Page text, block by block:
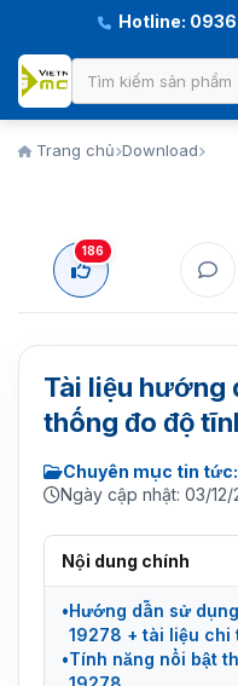
Hotline:
Trang chủ Download
186
Tài liệu hướng
thống đo độ
Chuyên mục tin
Ngày cập nhật: 03/12/
Nội dung chính
Hướng dẫn sử
19278 + tài liệu chi
Tính năng nổi bật